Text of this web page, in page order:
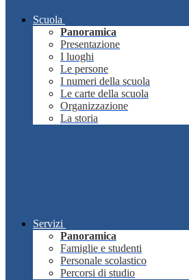
Scuola
Panoramica
Presentazione
I luoghi
Le persone
I numeri della scuola
Le carte della scuola
Organizzazione
La storia
Servizi
Panoramica
Famiglie e studenti
Personale scolastico
Percorsi di studio